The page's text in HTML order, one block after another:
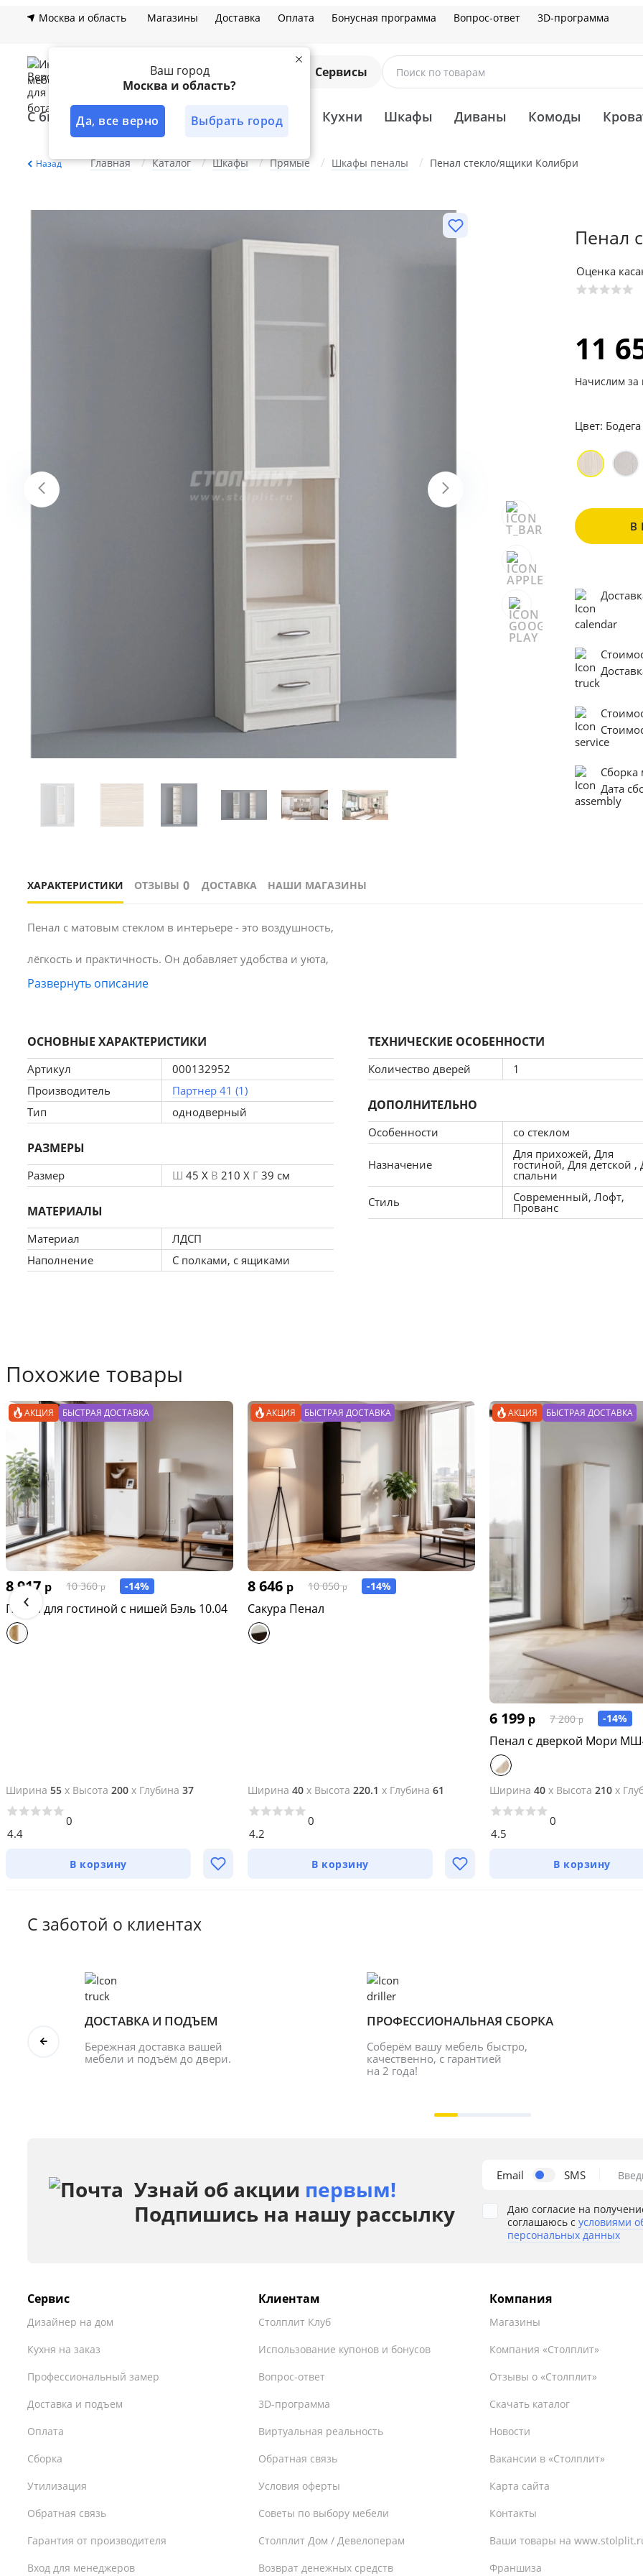
Ваш город
Москва и область?
Да, все верно Выбрать город
Москва и область Магазины Доставка Оплата Бонусная программа Вопрос-ответ 3D-программа
Сервисы Поиск по товарам
С быстрой доставкой Лучшее решение Кухни Шкафы Диваны Комоды
Назад Главная Каталог Шкафы Прямые Шкафы пеналы Пенал стекло/ящики Колибри
Пенал
Оценка
11
Начислим за
Цвет:
В
Дата
ХАРАКТЕРИСТИКИ ОТЗЫВЫ 0 ДОСТАВКА НАШИ МАГАЗИНЫ
Развернуть описание
ОСНОВНЫЕ ХАРАКТЕРИСТИКИ
Артикул
000132952
Производитель
Партнер 41 (1)
Тип
однодверный
РАЗМЕРЫ
Размер Ш 45 X В 210 X Г 39 см
МАТЕРИАЛЫ
Материал
ЛДСП
Наполнение
С полками, с ящиками
ТЕХНИЧЕСКИЕ ОСОБЕННОСТИ
Количество дверей 1
ДОПОЛНИТЕЛЬНО
Особенности со стеклом
Назначение
Для прихожей, Для
гостиной, Для детской ,
спальни
Стиль
Современный, Лофт,
Прованс
Похожие товары
АКЦИЯ БЫСТРАЯ ДОСТАВКА
8 917 р 10 360 р -14%
Пенал для гостиной с нишей Бэль 10.04
Ширина 55 x Высота 200 x Глубина 37
4.4
0
В корзину
АКЦИЯ БЫСТРАЯ ДОСТАВКА
8 646 р 10 050 р -14%
Сакура Пенал
Ширина 40 x Высота 220.1 x Глубина 61
4.2
0
В корзину
АКЦИЯ БЫСТРАЯ ДОСТАВКА
6 199 р 7 200 р -14%
Пенал с дверкой Мори
Ширина 40 x Высота 210 x
4.5
0
В корзину
‹
С заботой о клиентах
ДОСТАВКА И ПОДЪЕМ
Бережная доставка вашей
мебели и подъём до двери.
ПРОФЕССИОНАЛЬНАЯ СБОРКА
Соберём вашу мебель быстро,
качественно, с гарантией
на 2 года!
Узнай об акции первым!
Подпишись на нашу рассылку
Email SMS
Даю согласие на
соглашаюсь с условиями
персональных данных
Сервис
Дизайнер на дом
Кухня на заказ
Профессиональный замер
Доставка и подъем
Оплата
Сборка
Утилизация
Обратная связь
Гарантия от производителя
Вход для менеджеров
Клиентам
Столплит Клуб
Использование купонов и бонусов
Вопрос-ответ
3D-программа
Виртуальная реальность
Обратная связь
Условия оферты
Советы по выбору мебели
Столплит Дом / Девелоперам
Возврат денежных средств
Компания
Магазины
Компания «Столплит»
Отзывы о «Столплит»
Скачать каталог
Новости
Вакансии в «Столплит»
Карта сайта
Контакты
Ваши товары на
Франшиза